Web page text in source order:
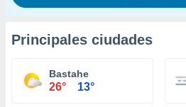
Principales ciudades
Bastahe
26° 13°